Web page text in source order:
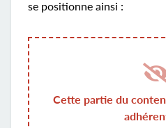
se positionne ainsi :
Cette partie du